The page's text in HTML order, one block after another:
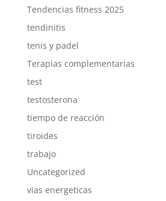
Tendencias fitness 2025
tendinitis
tenis y padel
Terapias complementarias
test
testosterona
tiempo de reacción
tiroides
trabajo
Uncategorized
vias energeticas